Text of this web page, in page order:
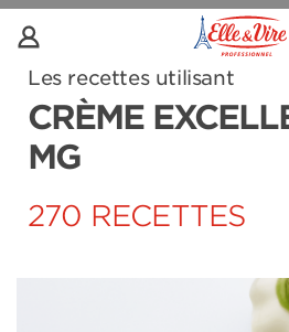
Les recettes utilisant
CRÈME
MG
270 RECETTES